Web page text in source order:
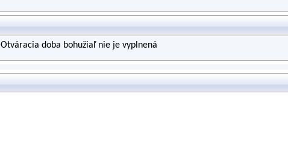
Otváracia doba bohužiaľ nie je vyplnená